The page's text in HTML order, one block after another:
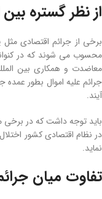
از نظر گستره بین­
برخی از جرائم اقتصادی مثل
محسوب می­ شوند که در
معاضدت و همکاری بین­
آیند.
باید توجه داشت که در برخی
در نظام اقتصادی کشور
نماید.
تفاوت میان